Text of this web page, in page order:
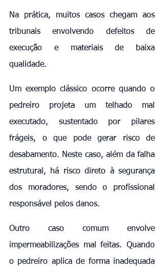
Na prática, muitos casos chegam aos
tribunais envolvendo defeitos de
execução e materiais de baixa
qualidade.
Um exemplo clássico ocorre quando o
pedreiro projeta um telhado mal
executado, sustentado por pilares
frágeis, o que pode gerar risco de
desabamento. Neste caso, além da falha
estrutural, há risco direto à segurança
dos moradores, sendo o profissional
responsável pelos danos.
Outro caso comum envolve
impermeabilizações mal feitas. Quando
o pedreiro aplica de forma inadequada